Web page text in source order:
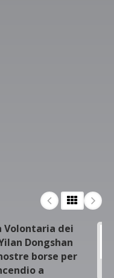
Volontaria dei
Dongshan
borse per
a